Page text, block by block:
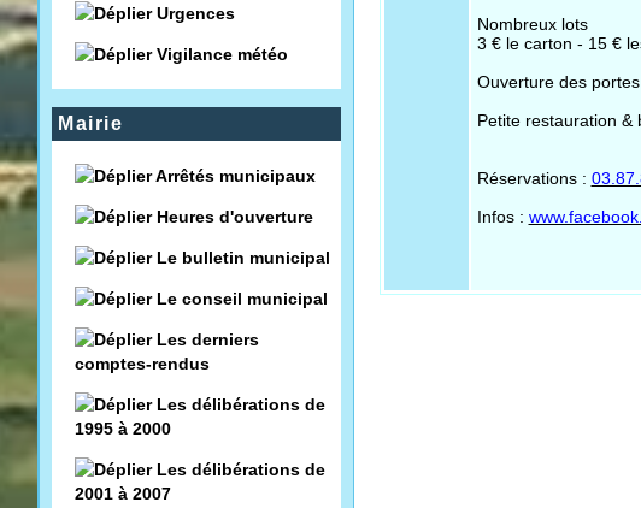
Urgences
Vigilance météo
Mairie
Arrêtés municipaux
Heures d'ouverture
Le bulletin municipal
Le conseil municipal
Les derniers
comptes-rendus
Les délibérations de
1995 à 2000
Les délibérations de
2001 à 2007
Nombreux lots
3 € le carton - 15 €
Ouverture des
Petite restauration &
Réservations :
Infos :